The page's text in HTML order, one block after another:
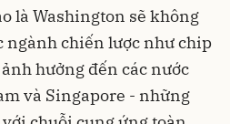
là Washington sẽ không
ngành chiến lược như chip
hưởng đến các nước
và Singapore - những